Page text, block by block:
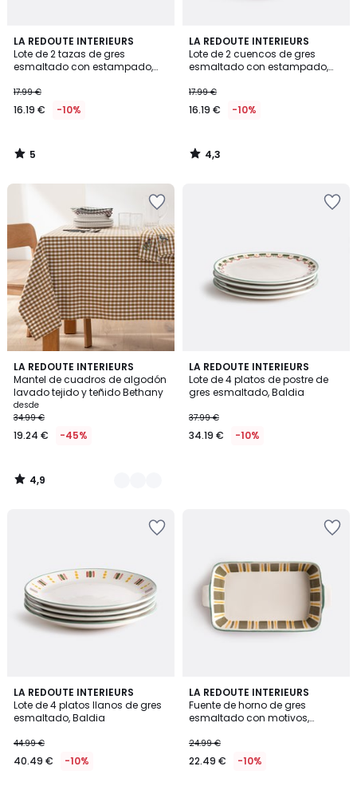
LA REDOUTE INTERIEURS
Lote de 2 tazas de gres
esmaltado con estampado,
€
en
de
17.99
descuento
aplicado.
17.99 €
16.19 € -10%
5
/
5
5
/
LA REDOUTE INTERIEURS
Lote de 2 cuencos de gres
esmaltado con estampado,
17.99 €
16.19 € -10%
4,3
/ 5
4,3
/
LA REDOUTE INTERIEURS
Mantel de cuadros de algodón
lavado tejido y teñido Bethany
desde
34.99 €
19.24 € -45%
4,9
/ 5
3
Colores
4,9
/
LA REDOUTE INTERIEURS
Lote de 4 platos de postre de
gres esmaltado, Baldia
37.99 €
34.19 € -10%
LA REDOUTE INTERIEURS
Lote de 4 platos llanos de gres
esmaltado, Baldia
44.99 €
40.49 € -10%
LA REDOUTE INTERIEURS
Fuente de horno de gres
esmaltado con motivos,
24.99 €
22.49 € -10%
5
/
5